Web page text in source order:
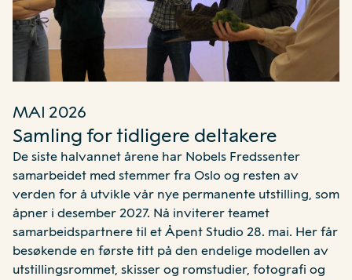
MAI 2026
Samling for tidligere deltakere
De siste halvannet årene har Nobels Fredssenter
samarbeidet med stemmer fra Oslo og resten av
verden for å utvikle vår nye permanente utstilling, som
åpner i desember 2027. Nå inviterer teamet
samarbeidspartnere til et Åpent Studio 28. mai. Her får
besøkende en første titt på den endelige modellen av
utstillingsrommet, skisser og romstudier, fotografi og